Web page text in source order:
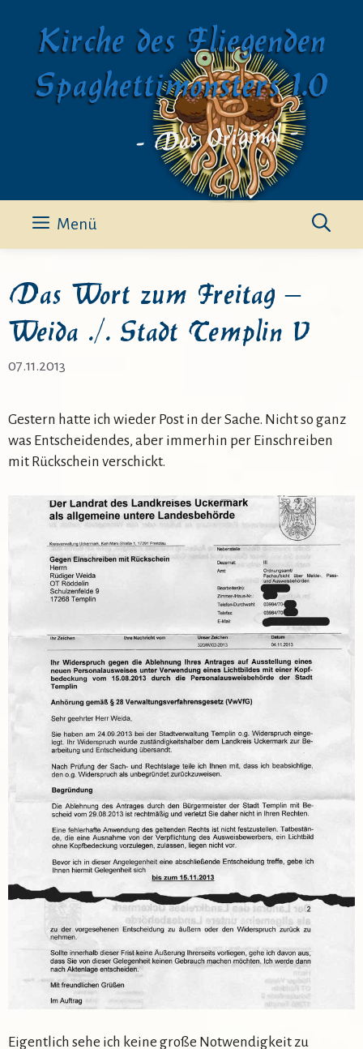
springenKirche des Fliegenden
Spaghettimonsters 1.0
- Das Original -
Menü
Das Wort zum Freitag –
Weida ./. Stadt Templin V
07.11.2013
Gestern hatte ich wieder Post in der Sache. Nicht so ganz
was Entscheidendes, aber immerhin per Einschreiben
mit Rückschein verschickt.
Eigentlich sehe ich keine große Notwendigkeit zu